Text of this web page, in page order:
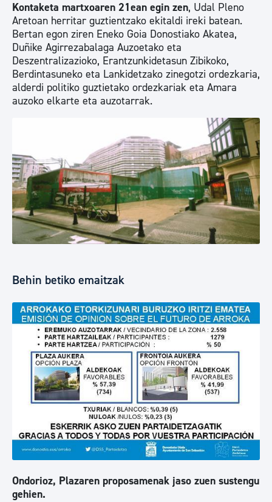
Kontaketa martxoaren 21ean egin zen, Udal Pleno
Aretoan herritar guztientzako ekitaldi ireki batean.
Bertan egon ziren Eneko Goia Donostiako Akatea,
Duñike Agirrezabalaga Auzoetako eta
Deszentralizazioko, Erantzunkidetasun Zibikoko,
Berdintasuneko eta Lankidetzako zinegotzi ordezkaria,
alderdi politiko guztietako ordezkariak eta Amara
auzoko elkarte eta auzotarrak.
Behin betiko emaitzak
Ondorioz, Plazaren proposamenak jaso zuen sustengu
gehien.